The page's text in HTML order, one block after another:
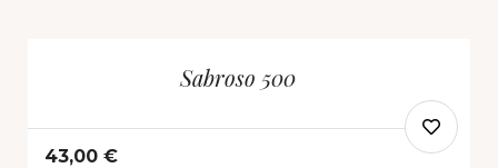
Sabroso 500
43,00 €